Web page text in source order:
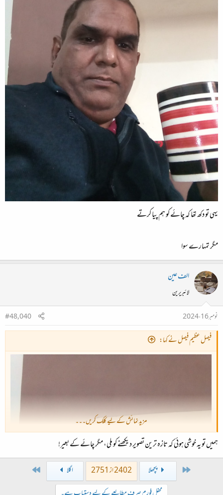
یہی تو دکھ تھا کہ چائے کو ہم پیا کرتے
مگر تمہارے سوا
الف عین
لائبریرین
نومبر 16، 2024
#48,040
فیصل عظیم فیصل نے کہا:
مزید نمائش کے لیے کلک کریں۔۔۔
ہمیں تو یہ خوشی ہوئی کہ تازہ ترین تصویر دیکھنے کو ملی، مگر چائے کے بعیر!
پچھلا 2402 از 2751 اگلا